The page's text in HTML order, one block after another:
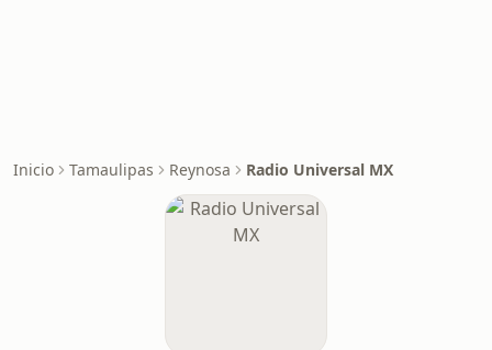
Inicio Tamaulipas Reynosa Radio Universal MX